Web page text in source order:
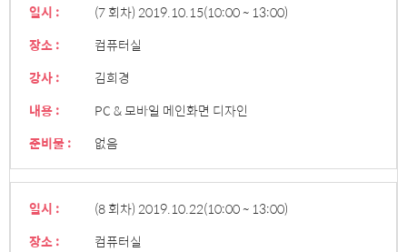
일시 : (7 회차) 2019.10.15(10:00 ~ 13:00)
장소 :
컴퓨터실
강사 :
김희경
내용 :
PC & 모바일 메인화면 디자인
준비물 :
없음
일시 : (8 회차) 2019.10.22(10:00 ~ 13:00)
장소 :
컴퓨터실